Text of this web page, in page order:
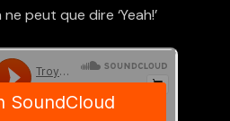
peut que dire ‘Yeah!’